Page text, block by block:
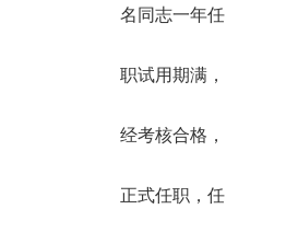
名同志一年任
职试用期满，
经考核合格，
正式任职，任